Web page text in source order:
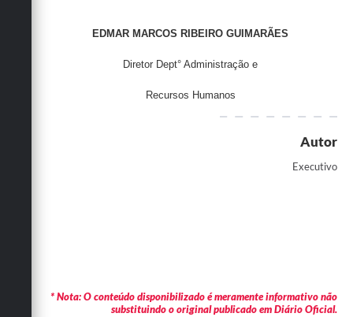
EDMAR MARCOS RIBEIRO GUIMARÃES
Diretor Dept° Administração e
Recursos Humanos
Autor
Executivo
* Nota: O conteúdo disponibilizado é meramente informativo não
substituindo o original publicado em Diário Oficial.